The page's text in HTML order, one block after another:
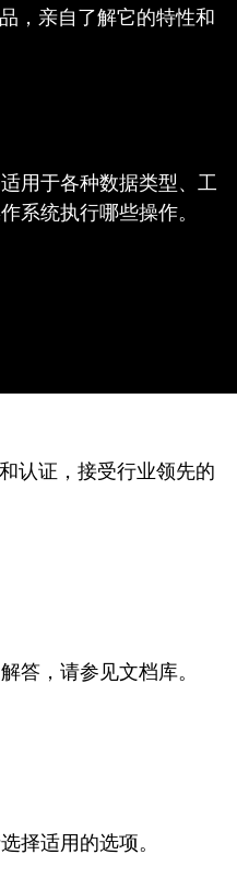
，亲自了解它的特性和
用于各种数据类型、工
系统执行哪些操作。
认证，接受行业领先的
答，请参见文档库。
择适用的选项。